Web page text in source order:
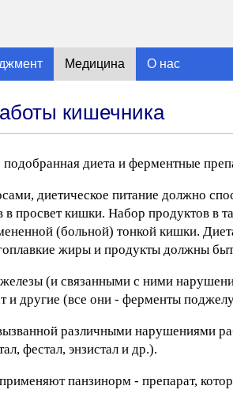
Медицина О нас
кишечника
диета и ферментные
диетическое питание должно
просвет кишки. Набор продуктов в
(больной) тонкой кишки.
жиры и продукты должны
(и связанными с ними
и другие (все они - ферменты
различными нарушениями
фестал, энзистал и др.).
панзинорм - препарат,